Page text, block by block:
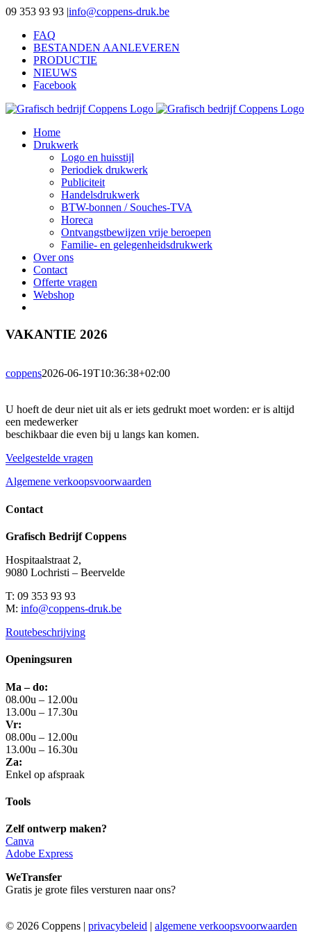
Ga
inhoud
09 353 93 93 |info@coppens-druk.be
FAQ
BESTANDEN AANLEVEREN
PRODUCTIE
NIEUWS
Facebook
Home
Drukwerk
Logo en huisstijl
Periodiek drukwerk
Publiciteit
Handelsdrukwerk
BTW-bonnen / Souches-TVA
Horeca
Ontvangstbewijzen vrije beroepen
Familie- en gelegenheidsdrukwerk
Over ons
Contact
Offerte vragen
Webshop
VAKANTIE 2026
coppens2026-06-19T10:36:38+02:00
U hoeft de deur niet uit als er iets gedrukt moet worden: er is altijd
een medewerker
beschikbaar die even bij u langs kan komen.
Veelgestelde vragen
Algemene verkoopsvoorwaarden
Contact
Grafisch Bedrijf Coppens
Hospitaalstraat 2,
9080 Lochristi – Beervelde
T: 09 353 93 93
M: info@coppens-druk.be
Routebeschrijving
Openingsuren
Ma – do:
08.00u – 12.00u
13.00u – 17.30u
Vr:
08.00u – 12.00u
13.00u – 16.30u
Za:
Enkel op afspraak
Tools
Zelf ontwerp maken?
Canva
Adobe Express
WeTransfer
Gratis je grote files versturen naar ons?
© 2026 Coppens | privacybeleid | algemene verkoopsvoorwaarden